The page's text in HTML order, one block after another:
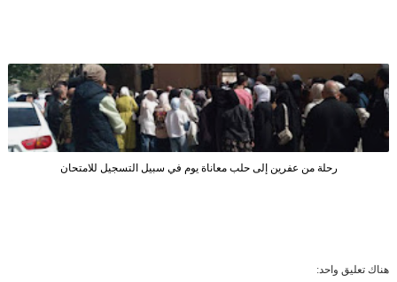
رحلة من عفرين إلى حلب معاناة يوم في سبيل التسجيل للامتحان
هناك تعليق واحد: